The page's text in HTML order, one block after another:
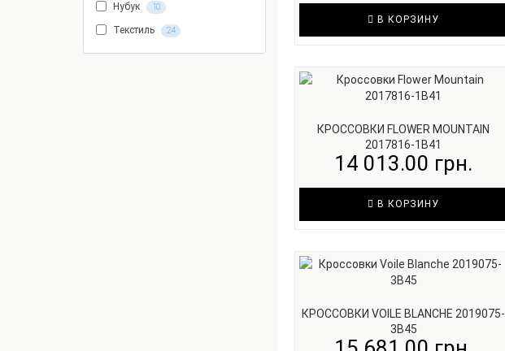
Нубук 10
Текстиль 24
В КОРЗИНУ
КРОССОВКИ FLOWER MOUNTAIN
2017816-1B41
14 013.00 грн.
В КОРЗИНУ
КРОССОВКИ VOILE BLANCHE 2019075-
3B45